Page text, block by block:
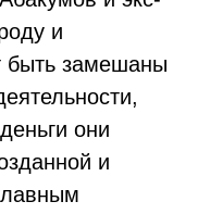
и
быть замешаны
они
и